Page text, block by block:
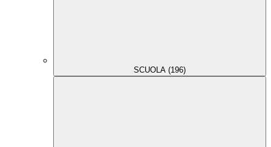
SCUOLA (196)